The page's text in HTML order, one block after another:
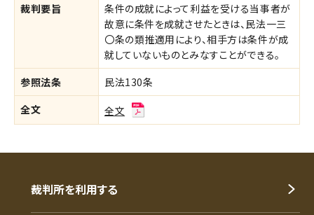
裁判要旨
条件の成就によって利益を受ける当事者が
故意に条件を成就させたときは、民法一三
〇条の類推適用により、相手方は条件が成
就していないものとみなすことができる。
参照法条
民法130条
全文
全文
裁判所を利用する